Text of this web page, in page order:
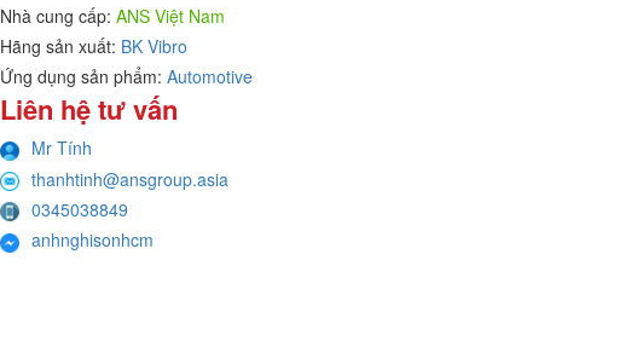
Nhà cung cấp: ANS Việt Nam
Hãng sản xuất: BK Vibro
Ứng dụng sản phẩm: Automotive
Liên hệ tư vấn
Mr Tính
thanhtinh@ansgroup.asia
0345038849
anhnghisonhcm